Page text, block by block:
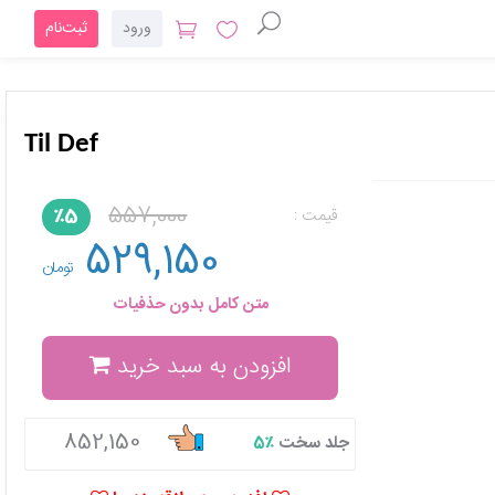
ورود ثبت‌نام
Til Def
قیمت : 557,000 ٪5
529,150 تومان
متن کامل بدون حذفیات
افزودن به سبد خرید
جلد سخت ٪5 852,150